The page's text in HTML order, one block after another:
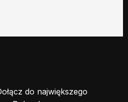
do największego